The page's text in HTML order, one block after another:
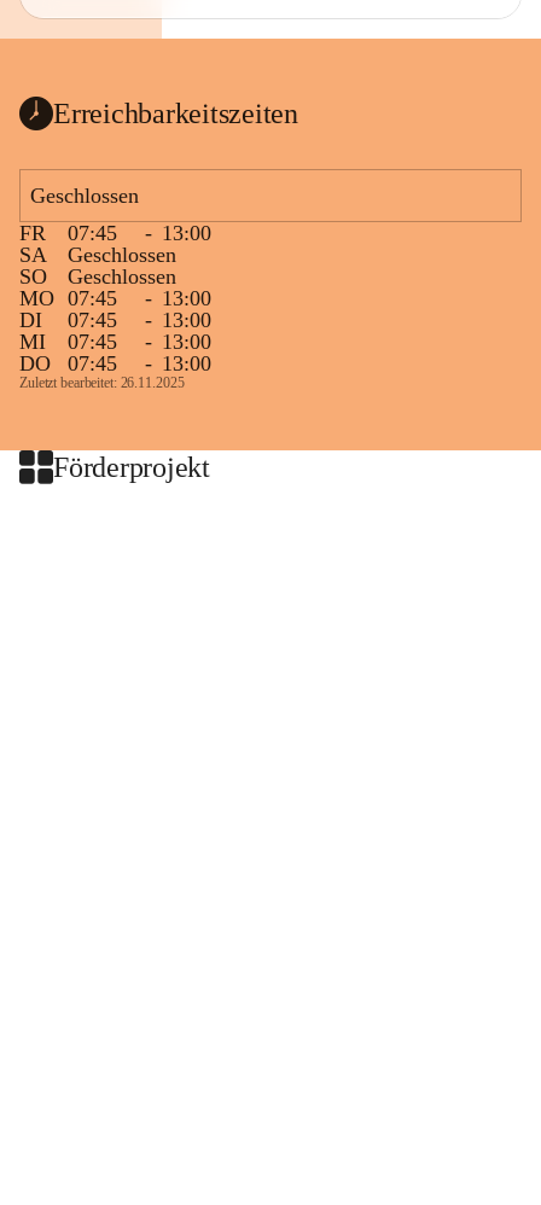
Erreichbarkeitszeiten
Geschlossen
FR
07:45 - 13:00
SA
Geschlossen
SO
Geschlossen
MO 07:45 - 13:00
DI
07:45 - 13:00
MI
07:45 - 13:00
DO
07:45 - 13:00
Zuletzt bearbeitet: 26.11.2025
Förderprojekt